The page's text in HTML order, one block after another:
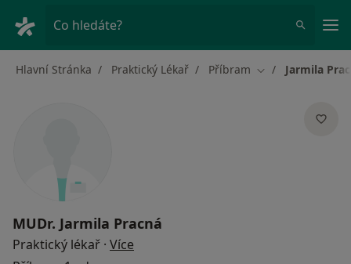
Co hledáte?
Hlavní Stránka Praktický Lékař Příbram Změna města
Jarmila
MUDr. Jarmila Pracná
Praktický lékař · Více